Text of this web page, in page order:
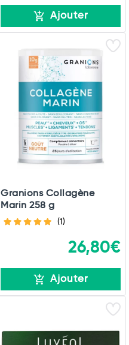
Ajouter
Granions Collagène
Marin 258 g
(1)
26,80€
Ajouter